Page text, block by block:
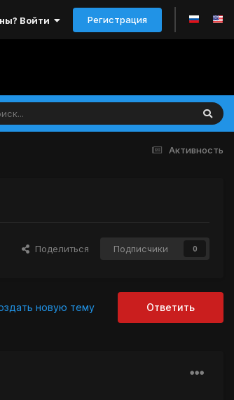
Войти Регистрация
Активность
Поделиться Подписчики 0
Ответить
новую тему